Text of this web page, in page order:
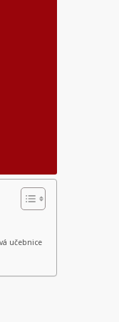
učebnice